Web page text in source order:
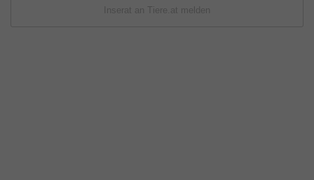
Inserat an Tiere.at melden